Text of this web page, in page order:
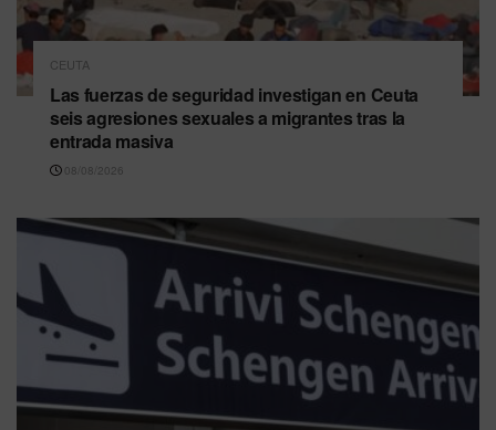
CEUTA
Las fuerzas de seguridad investigan en Ceuta
seis agresiones sexuales a migrantes tras la
entrada masiva
08/08/2026